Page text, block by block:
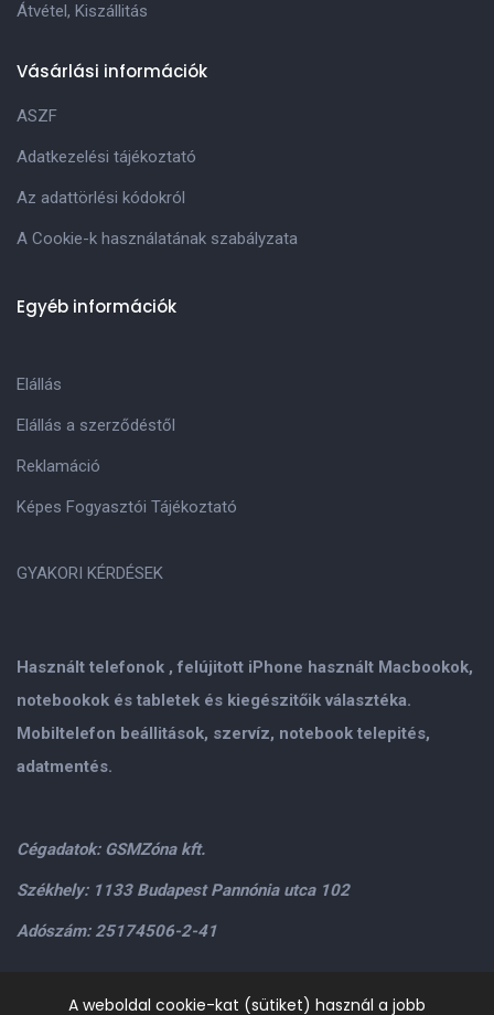
Használt telefonok , felújitott iPhone használt Macbookok,
notebookok és tabletek és kiegészitőik választéka.
Mobiltelefon beállitások, szervíz, notebook telepités,
adatmentés.
Cégadatok: GSMZóna kft.
Székhely: 1133 Budapest Pannónia utca 102
Adószám: 25174506-2-41
Személyes átvétel: GSMZóna kft. 1134.Bp. Váci út 9-15
Átvétel, Kiszállitás
Vásárlási információk
ASZF
Adatkezelési tájékoztató
Az adattörlési kódokról
A Cookie-k használatának szabályzata
Egyéb információk
Elállás
Elállás a szerződéstől
Reklamáció
Képes Fogyasztói Tájékoztató
GYAKORI KÉRDÉSEK
A weboldal cookie-kat (sütiket) használ a jobb